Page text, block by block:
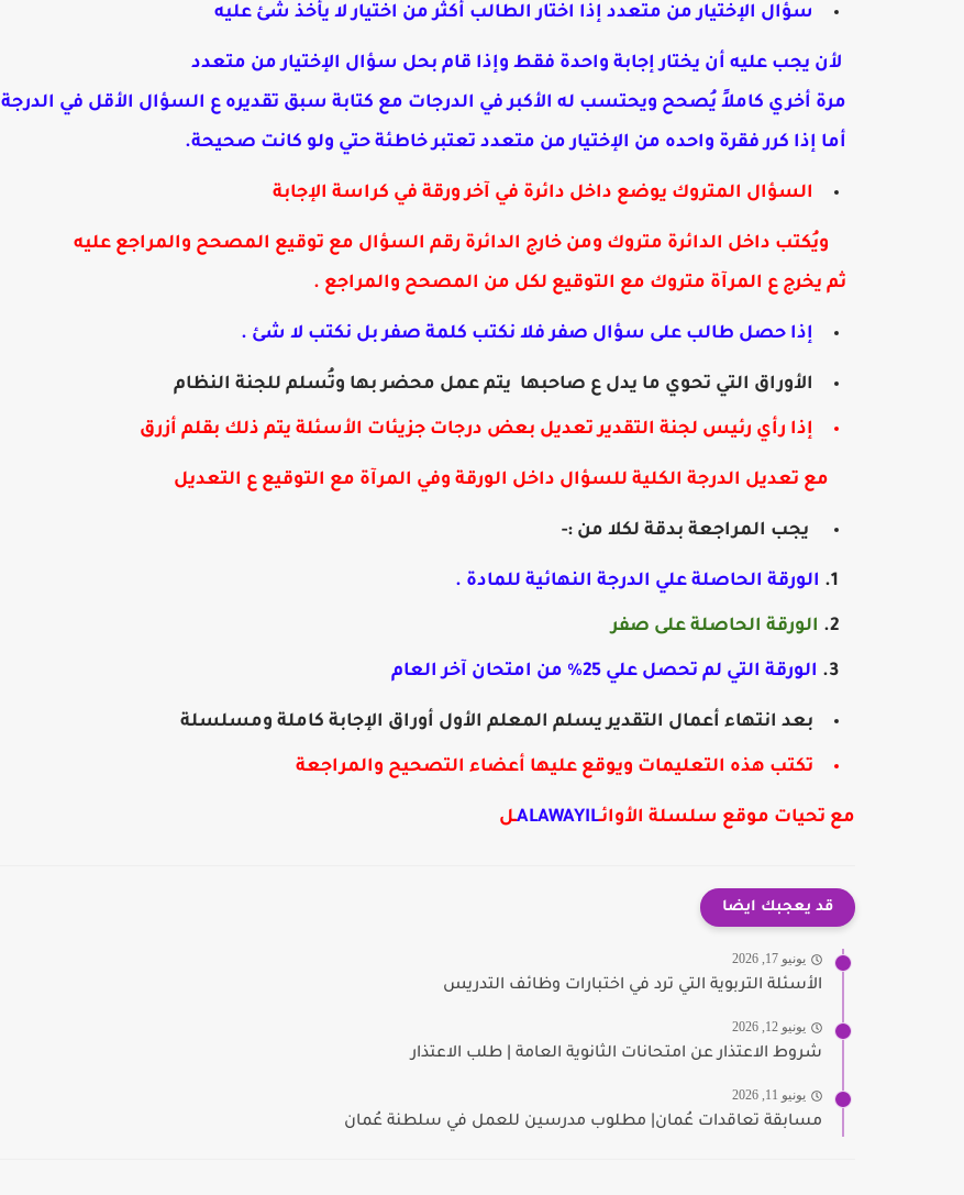
سؤال الإختيار من متعدد إذا اختار الطالب أكثر من اختيار لا يأخذ شئ عليه
لأن يجب عليه أن يختار إجابة واحدة فقط وإذا قام بحل سؤال الإختيار من متعدد
مرة أخري كاملاً يُصحح ويحتسب له الأكبر في الدرجات مع كتابة سبق تقديره ع السؤال الأقل في الدرجة
أما إذا كرر فقرة واحده من الإختيار من متعدد تعتبر خاطئة حتي ولو كانت صحيحة.
السؤال المتروك يوضع داخل دائرة في آخر ورقة في كراسة الإجابة
ويُكتب داخل الدائرة متروك ومن خارج الدائرة رقم السؤال مع توقيع المصحح والمراجع عليه
ثم يخرج ع المرآة متروك مع التوقيع لكل من المصحح والمراجع .
إذا حصل طالب على سؤال صفر فلا نكتب كلمة صفر بل نكتب لا شئ .
الأوراق التي تحوي ما يدل ع صاحبها يتم عمل محضر بها وتُسلم للجنة النظام
إذا رأي رئيس لجنة التقدير تعديل بعض درجات جزيئات الأسئلة يتم ذلك بقلم أزرق
مع تعديل الدرجة الكلية للسؤال داخل الورقة وفي المرآة مع التوقيع ع التعديل
يجب المراجعة بدقة لكلا من :-
الورقة الحاصلة علي الدرجة النهائية للمادة .
الورقة الحاصلة على صفر
الورقة التي لم تحصل علي 25% من امتحان آخر العام
بعد انتهاء أعمال التقدير يسلم المعلم الأول أوراق الإجابة كاملة ومسلسلة
تكتب هذه التعليمات ويوقع عليها أعضاء التصحيح والمراجعة
مع تحيات موقع سلسلة الأوائـALAWAYILـل
قد يعجبك ايضا
يونيو 17, 2026
الأسئلة التربوية التي ترد في اختبارات وظائف التدريس
يونيو 12, 2026
شروط الاعتذار عن امتحانات الثانوية العامة | طلب الاعتذار
يونيو 11, 2026
مسابقة تعاقدات عُمان| مطلوب مدرسين للعمل في سلطنة عُمان